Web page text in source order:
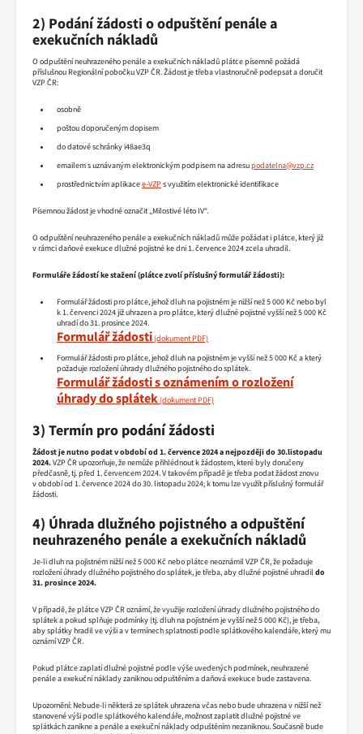
2) Podání žádosti o odpuštění penále a
exekučních nákladů
O odpuštění neuhrazeného penále a exekučních nákladů plátce písemně požádá
příslušnou Regionální pobočku VZP ČR. Žádost je třeba vlastnoručně podepsat a doručit
VZP ČR:
osobně
poštou doporučeným dopisem
do datové schránky i48ae3q
emailem s uznávaným elektronickým podpisem na adresupodatelna@vzp.cz
prostřednictvím aplikacee-VZPs využitím elektronické identifikace
Písemnou žádost je vhodné označit „Milostivé léto IV“.
O odpuštění neuhrazeného penále a exekučních nákladů může požádat i plátce, který již
v rámci daňové exekuce dlužné pojistné ke dni 1. července 2024 zcela uhradil.
Formuláře žádostí ke stažení (plátce zvolí příslušný formulář žádosti):
Formulář žádosti pro plátce, jehož dluh na pojistném je nižší než 5 000 Kč nebo byl
k 1. červenci 2024 již uhrazen a pro plátce, který dlužné pojistné vyšší než 5 000 Kč
uhradí do 31. prosince 2024.
Formulář žádosti
Formulář žádosti pro plátce, jehož dluh na pojistném je vyšší než 5 000 Kč a který
požaduje rozložení úhrady dlužného pojistného do splátek.
Formulář žádosti s oznámením o rozložení
úhrady do splátek
3) Termín pro podání žádosti
Žádost je nutno podat v období od 1. července 2024 a nejpozději do 30.listopadu
2024.VZP ČR upozorňuje, že nemůže přihlédnout k žádostem, které byly doručeny
předčasně, tj. před 1. červencem 2024. V takovém případě je třeba podat žádost znovu
v období od 1. července 2024 do 30. listopadu 2024; k tomu lze využít příslušný formulář
žádosti.
4) Úhrada dlužného pojistného a odpuštění
neuhrazeného penále a exekučních nákladů
Je-li dluh na pojistném nižší než 5 000 Kč nebo plátce neoznámil VZP ČR, že požaduje
rozložení úhrady dlužného pojistného do splátek, je třeba, aby dlužné pojistné uhradil do
31. prosince 2024.
V případě, že plátce VZP ČR oznámí, že využije rozložení úhrady dlužného pojistného do
splátek a pokud splňuje podmínky (tj. dluh na pojistném je vyšší než 5 000 Kč), je třeba,
aby splátky hradil ve výši a v termínech splatnosti podle splátkového kalendáře, který mu
oznámí VZP ČR.
Pokud plátce zaplatí dlužné pojistné podle výše uvedených podmínek, neuhrazené
penále a exekuční náklady zaniknou odpuštěním a daňová exekuce bude zastavena.
Upozornění: Nebude-li některá ze splátek uhrazena včas nebo bude uhrazena v nižší než
stanovené výši podle splátkového kalendáře, možnost zaplatit dlužné pojistné ve
splátkách zanikne a penále a exekuční náklady odpuštěním nezaniknou. Současně bude